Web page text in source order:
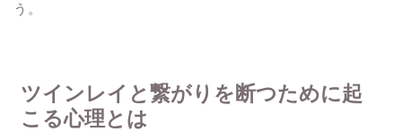
う。
ツインレイと繋がりを断つために起
こる心理とは